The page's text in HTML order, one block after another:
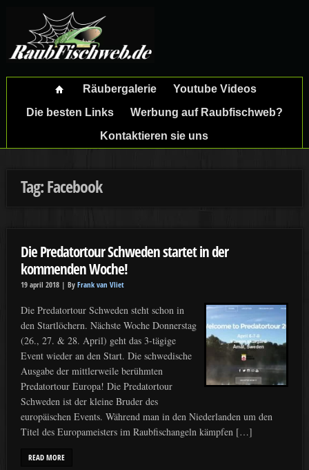
Räubergalerie
Youtube Videos
Die besten Links
Werbung auf Raubfischweb?
Kontaktieren sie uns
Tag: Facebook
Die Predatortour Schweden startet in der
kommenden Woche!
19 april 2018 | By Frank van Vliet
Die Predatortour Schweden steht schon in
den Startlöchern. Nächste Woche Donnerstag
(26., 27. & 28. April) geht das 3-tägige
Event wieder an den Start. Die schwedische
Ausgabe der mittlerweile berühmten
Predatortour Europa! Die Predatortour
Schweden ist der kleine Bruder des
europäischen Events. Während man in den Niederlanden um den
Titel des Europameisters im Raubfischangeln kämpfen […]
READ MORE